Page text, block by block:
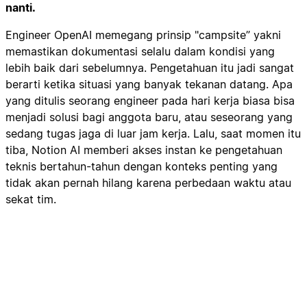
nanti.
Engineer OpenAI memegang prinsip "campsite” yakni
memastikan dokumentasi selalu dalam kondisi yang
lebih baik dari sebelumnya. Pengetahuan itu jadi sangat
berarti ketika situasi yang banyak tekanan datang. Apa
yang ditulis seorang engineer pada hari kerja biasa bisa
menjadi solusi bagi anggota baru, atau seseorang yang
sedang tugas jaga di luar jam kerja. Lalu, saat momen itu
tiba, Notion AI memberi akses instan ke pengetahuan
teknis bertahun-tahun dengan konteks penting yang
tidak akan pernah hilang karena perbedaan waktu atau
sekat tim.